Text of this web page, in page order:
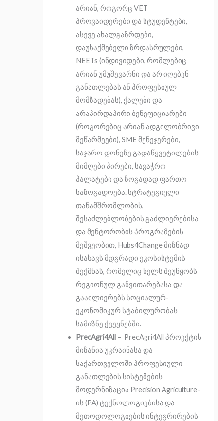
არიან, როგორც VET
პროვაიდერები და სტუდენტები,
ასევე ახალგაზრდები,
დაუსაქმებელი ზრდასრულები,
NEETs (ინდივიდები, რომლებიც
არიან უმუშევარნი და არ იღებენ
განათლებას ან პროფესიულ
მომზადებას), ქალები და
არაპირდაპირი ბენეფიციარები
(როგორებიც არიან ადგილობრივი
მეწარმეები), SME მენეჯერები,
საჯარო დონეზე გადაწყვეტილების
მიმღები პირები, სავაჭრო
პალატები და ზოგადად ფართო
საზოგადოება. სტრატეგიული
თანამშრომლობის,
შესაძლებლობების გაძლიერებისა
და მენტორობის პროგრამების
მეშვეობით, Hubs4Change მიზნად
ისახავს მდგრადი ეკოსისტემის
შექმნას, რომელიც ხელს შეუწყობს
რეგიონულ განვითარებასა და
გააძლიერებს სოციალურ-
ეკონომიკურ სტაბილურობას
სამიზნე ქვეყნებში.
PrecAgri4All – PrecAgri4All პროექტის
მიზანია უკრაინასა და
საქართველოში პროფესიული
განათლების სისტემების
მოდერნიზაცია Precision Agriculture-
ის (PA) ტექნოლოგიებისა და
მეთოდოლოგიების ინტეგრირების